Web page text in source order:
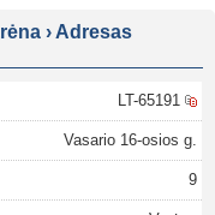
› Adresas
LT-65191
Vasario 16-osios g.
9